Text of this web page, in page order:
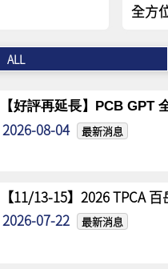
全方
ALL
【好評再延長】PCB GPT
2026-08-04 最新消息
【11/13-15】2026 TPCA
2026-07-22
最新消息